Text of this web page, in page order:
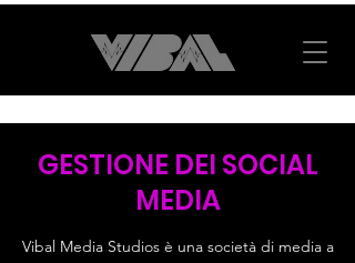
GESTIONE DEI SOCIAL
MEDIA
Vibal Media Studios è una società di media a